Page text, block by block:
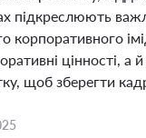
корпоративного
цінності,
щоб зберегти